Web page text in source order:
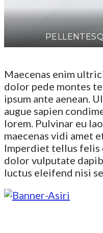
Maecenas enim
dolor pede montes
ipsum ante aenean.
augue sapien
lorem. Pulvinar eu
maecenas vidi amet
Imperdiet tellus felis
dolor vulputate
luctus eleifend nisi